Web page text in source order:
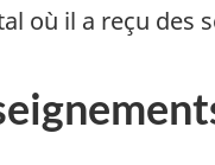
où il a reçu des